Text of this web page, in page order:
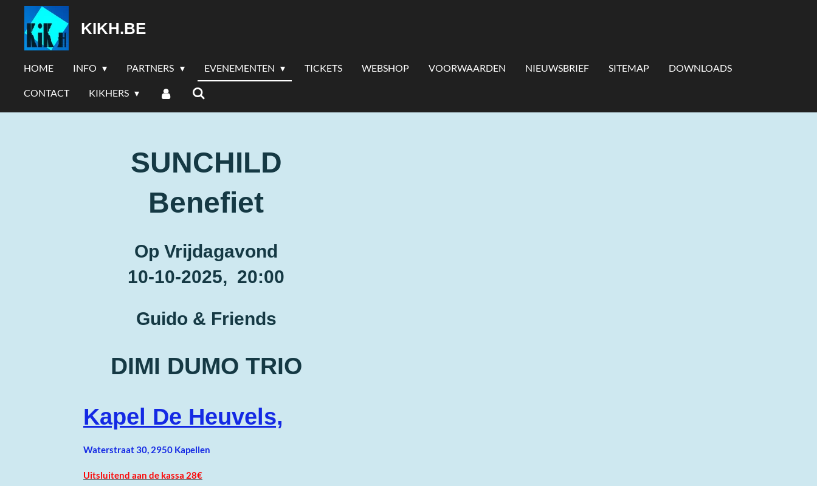
direct
KIKH.BE
HOME INFO PARTNERS EVENEMENTEN TICKETS WEBSHOP VOORWAARDEN NIEUWSBRIEF SITEMAP DOWNLOADS
CONTACT KIKHERS
SUNCHILD
Benefiet
Op Vrijdagavond
10-10-2025, 20:00
Guido & Friends
DIMI DUMO TRIO
Kapel De Heuvels,
Waterstraat 30, 2950 Kapellen
Uitsluitend aan de kassa 28€